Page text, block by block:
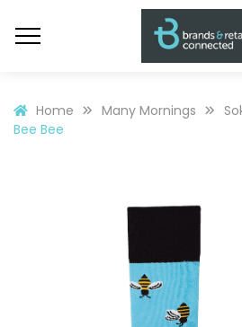
Home Many Mornings
Bee Bee